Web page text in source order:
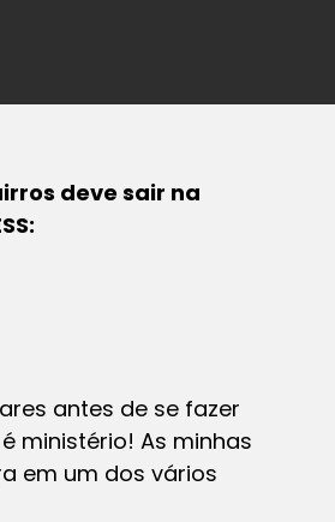
deve sair na
antes de se fazer
ministério! As minhas
em um dos vários